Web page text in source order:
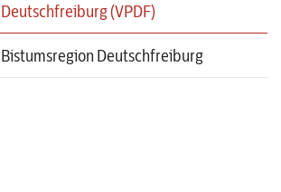
Deutschfreiburg (VPDF)
Bistumsregion Deutschfreiburg